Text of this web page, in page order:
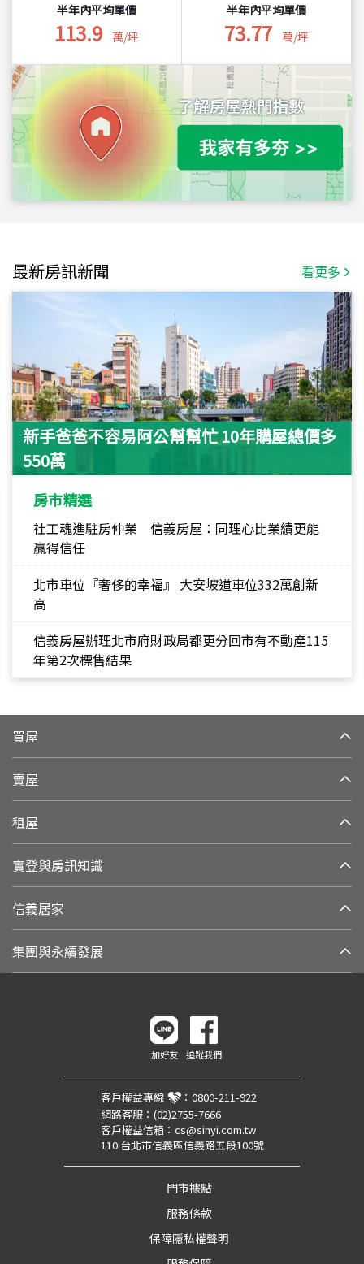
半年內平均單價
113.9 萬/坪
半年內平均單價
73.77 萬/坪
最新房訊新聞 看更多
新手爸爸不容易阿公幫幫忙 10年購屋總價多
550萬
房市精選
社工魂進駐房仲業 信義房屋：同理心比業績更能
贏得信任
北市車位『奢侈的幸福』 大安坡道車位332萬創新
高
信義房屋辦理北市府財政局都更分回市有不動產115
年第2次標售結果
買屋
賣屋
租屋
實登與房訊知識
信義居家
集團與永續發展
加好友 追蹤我們
客戶權益專線 ： 0800-211-922
網路客服： (02)2755-7666
客戶權益信箱： cs@sinyi.com.tw
110 台北市信義區信義路五段100號
門市據點
服務條款
保障隱私權聲明